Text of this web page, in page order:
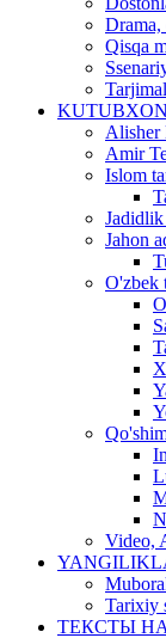
Drama,
Qisqa
Alisher
Amir
Islom
Jahon
O'zbek
Video,
Tarixiy
ТЕКСТЫ НА